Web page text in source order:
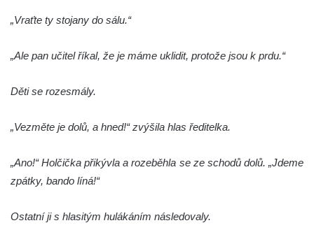
„Vraťte ty stojany do sálu.“
„Ale pan učitel říkal, že je máme uklidit, protože jsou k prdu.“
Děti se rozesmály.
„Vezměte je dolů, a hned!“ zvýšila hlas ředitelka.
„Ano!“ Holčička přikývla a rozeběhla se ze schodů dolů. „Jdeme
zpátky, bando líná!“
Ostatní ji s hlasitým hulákáním následovaly.